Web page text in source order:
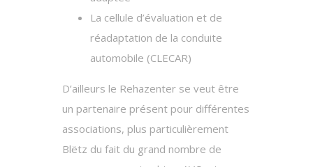
La cellule d’évaluation et de
réadaptation de la conduite
automobile (CLECAR)
D’ailleurs le Rehazenter se veut être
un partenaire présent pour différentes
associations, plus particulièrement
Blëtz du fait du grand nombre de